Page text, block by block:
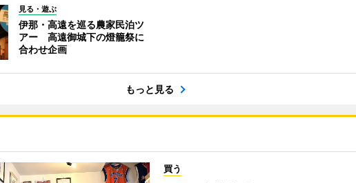
見る・遊ぶ
伊那・高遠を巡る農家民泊ツ
アー 高遠御城下の燈籠祭に
合わせ企画
もっと見る
買う